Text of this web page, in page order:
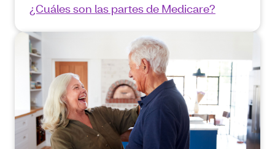
¿Cuáles son las partes de Medicare?